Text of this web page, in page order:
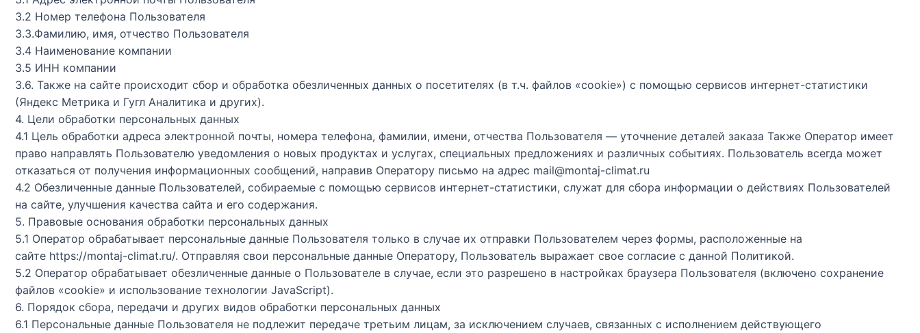
3.2 Номер телефона Пользователя
3.3.Фамилию, имя, отчество Пользователя
3.4 Наименование компании
3.5 ИНН компании
3.6. Также на сайте происходит сбор и обработка обезличенных данных о посетителях (в т.ч. файлов «cookie») с помощью сервисов интернет-статистики
(Яндекс Метрика и Гугл Аналитика и других).
4. Цели обработки персональных данных
4.1 Цель обработки адреса электронной почты, номера телефона, фамилии, имени, отчества Пользователя — уточнение деталей заказа Также Оператор имеет
право направлять Пользователю уведомления о новых продуктах и услугах, специальных предложениях и различных событиях. Пользователь всегда может
отказаться от получения информационных сообщений, направив Оператору письмо на адрес mail@montaj-climat.ru
4.2 Обезличенные данные Пользователей, собираемые с помощью сервисов интернет-статистики, служат для сбора информации о действиях Пользователей
на сайте, улучшения качества сайта и его содержания.
5. Правовые основания обработки персональных данных
5.1 Оператор обрабатывает персональные данные Пользователя только в случае их отправки Пользователем через формы, расположенные на
сайте https://montaj-climat.ru/. Отправляя свои персональные данные Оператору, Пользователь выражает свое согласие с данной Политикой.
5.2 Оператор обрабатывает обезличенные данные о Пользователе в случае, если это разрешено в настройках браузера Пользователя (включено сохранение
файлов «cookie» и использование технологии JavaScript).
6. Порядок сбора, передачи и других видов обработки персональных данных
6.1 Персональные данные Пользователя не подлежит передаче третьим лицам, за исключением случаев, связанных с исполнением действующего